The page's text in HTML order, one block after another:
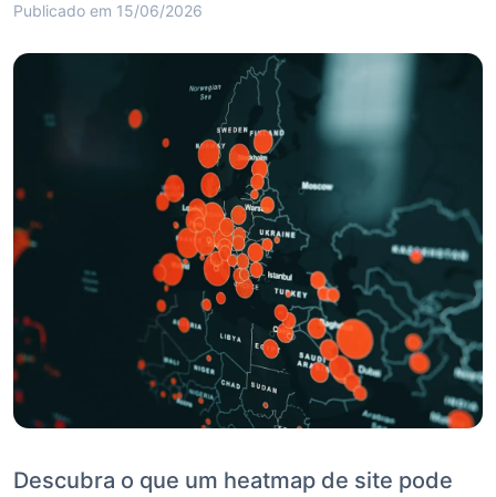
Publicado em 15/06/2026
Descubra o que um heatmap de site pode